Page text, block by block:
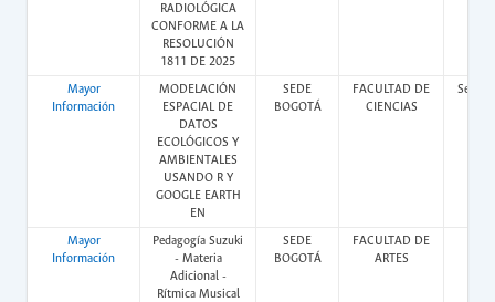
RADIOLÓGICA
CONFORME A LA
RESOLUCIÓN
1811 DE 2025
Mayor
Información
MODELACIÓN
ESPACIAL DE
DATOS
ECOLÓGICOS Y
AMBIENTALES
USANDO R Y
GOOGLE EARTH
EN
SEDE
BOGOTÁ
FACULTAD DE
CIENCIAS
Mayor
Información
Pedagogía Suzuki
- Materia
Adicional -
Rítmica Musical
SEDE
BOGOTÁ
FACULTAD DE
ARTES